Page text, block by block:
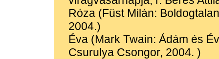
Róza (Füst Milán:
2004.)
Éva (Mark Twain: Ádám és
Csurulya Csongor, 2004. )